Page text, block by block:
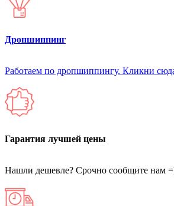
Дропшиппинг
Работаем по дропшиппингу. Кликни
Гарантия лучшей цены
Нашли дешевле? Срочно сообщите нам